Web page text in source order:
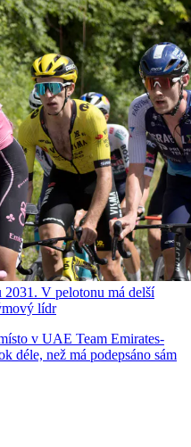
V pelotonu má delší
lídr
v UAE Team Emirates-
déle, než má podepsáno sám